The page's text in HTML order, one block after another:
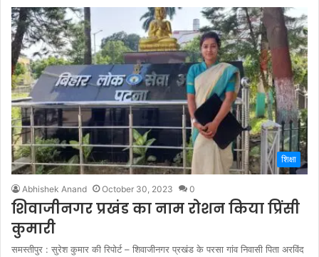
शिक्षा
Abhishek Anand October 30, 2023 0
शिवाजीनगर प्रखंड का नाम रोशन किया प्रिंसी
कुमारी
समस्तीपुर : सुरेश कुमार की रिपोर्ट – शिवाजीनगर प्रखंड के परसा गांव निवासी पिता अरविंद